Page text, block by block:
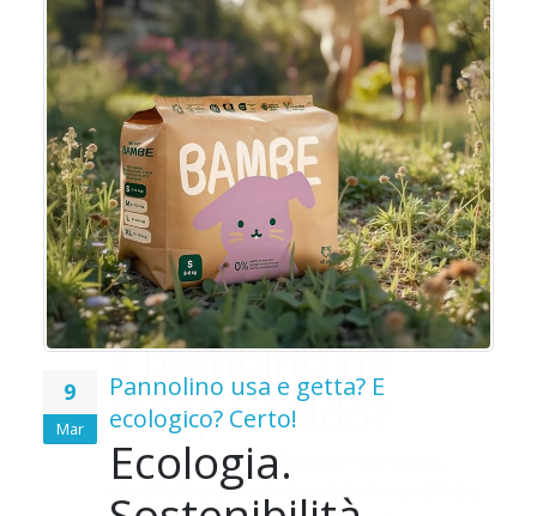
9
Mar
Pannolino usa e getta? E
ecologico? Certo!
Ecologia.